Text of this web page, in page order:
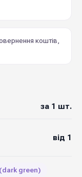
коштів,
за 1 шт.
від 1
green)